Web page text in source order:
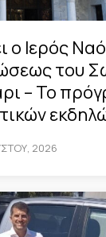
ο Ιερός
του
– Το
2026